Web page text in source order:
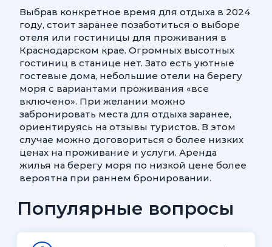
Выбрав конкретное время для отдыха в 2024
году, стоит заранее позаботиться о выборе
отеля или гостиницы для проживания в
Краснодарском крае. Огромных высотных
гостиниц в станице нет. Зато есть уютные
гостевые дома, небольшие отели на берегу
моря с вариантами проживания «все
включено». При желании можно
забронировать места для отдыха заранее,
ориентируясь на отзывы туристов. В этом
случае можно договориться о более низких
ценах на проживание и услуги. Аренда
жилья на берегу моря по низкой цене более
вероятна при раннем бронировании.
Популярные вопросы